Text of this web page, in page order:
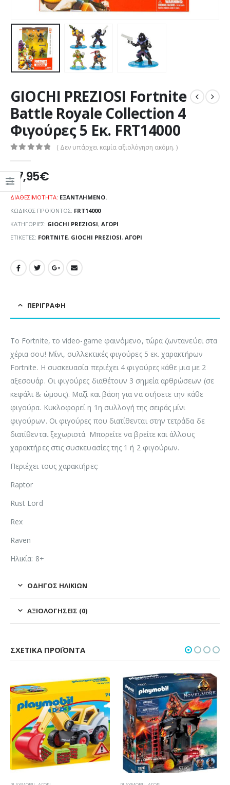
GIOCHI PREZIOSI Fortnite
Battle Royale Collection 4
Φιγούρες 5 Εκ. FRT14000
( Δεν υπάρχει καμία αξιολόγηση ακόμη. )
27,95€
ΔΙΑΘΕΣΙΜΌΤΗΤΑ: ΕΞΑΝΤΛΗΜΈΝΟ.
ΚΩΔΙΚΌΣ ΠΡΟΪΌΝΤΟΣ: FRT14000
ΚΑΤΗΓΟΡΊΕΣ: GIOCHI PREZIOSI, ΑΓΌΡΙ
ΕΤΙΚΈΤΕΣ: FORTNITE, GIOCHI PREZIOSI, ΑΓΌΡΙ
ΠΕΡΙΓΡΑΦΉ
Το Fortnite, το video-game φαινόμενο, τώρα ζωντανεύει στα
χέρια σου! Μίνι, συλλεκτικές φιγούρες 5 εκ. χαρακτήρων
Fortnite. Η συσκευασία περιέχει 4 φιγούρες κάθε μια με 2
αξεσουάρ. Οι φιγούρες διαθέτουν 3 σημεία αρθρώσεων (σε
κεφάλι & ώμους). Μαζί και βάση για να στήσετε την κάθε
φιγούρα. Κυκλοφορεί η 1η συλλογή της σειράς μίνι
φιγούρων. Οι φιγούρες που διατίθενται στην τετράδα δε
διατίθενται ξεχωριστά. Μπορείτε να βρείτε και άλλους
χαρακτήρες στις συσκευασίες της 1 ή 2 φιγούρων.
Περιέχει τους χαρακτήρες:
Raptor
Rust Lord
Rex
Raven
Ηλικία: 8+
ΟΔΗΓΌΣ ΗΛΙΚΙΏΝ
ΑΞΙΟΛΟΓΉΣΕΙΣ (0)
ΣΧΕΤΙΚΆ ΠΡΟΪΌΝΤΑ